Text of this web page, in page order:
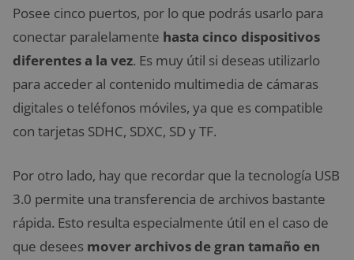
Posee cinco puertos, por lo que podrás usarlo para
conectar paralelamente hasta cinco dispositivos
diferentes a la vez. Es muy útil si deseas utilizarlo
para acceder al contenido multimedia de cámaras
digitales o teléfonos móviles, ya que es compatible
con tarjetas SDHC, SDXC, SD y TF.
Por otro lado, hay que recordar que la tecnología USB
3.0 permite una transferencia de archivos bastante
rápida. Esto resulta especialmente útil en el caso de
que desees mover archivos de gran tamaño en